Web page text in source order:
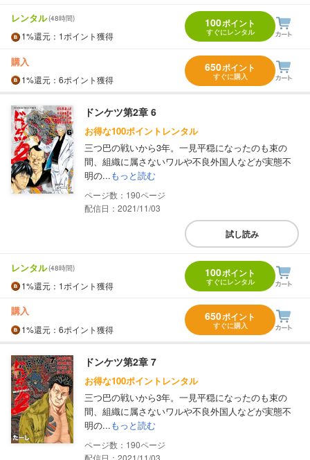
レンタル(48時間)
1%還元 ：1ポイント獲得
100ポイント
すぐにレンタル
購入
1%還元 ：6ポイント獲得
650ポイント
すぐに購入
ドンケツ第2章 6
お得な100ポイントレンタル
三つ巴の戦いから3年。一見平穏になったのも束の
間、組織に属さないワルや不良外国人などが実態不
明の...もっと読む
190
配信日：2021/11/03
試し読み
レンタル(48時間)
1%還元 ：1ポイント獲得
100ポイント
すぐにレンタル
購入
1%還元 ：6ポイント獲得
650ポイント
すぐに購入
ドンケツ第2章 7
お得な100ポイントレンタル
三つ巴の戦いから3年。一見平穏になったのも束の
間、組織に属さないワルや不良外国人などが実態不
明の...もっと読む
190
配信日：2021/11/03